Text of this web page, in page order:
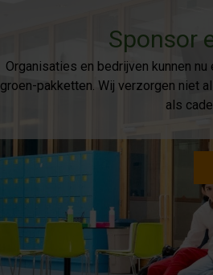
Sponsor
Organisaties en bedrijven kunnen
groen-pakketten. Wij verzorgen niet
als